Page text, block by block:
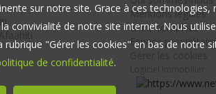
Mentions légales
Offre complète
Espace propriétaire
sur notre site. Grace à ces
de notre site internet. Nous
"Gérer les cookies" en bas de notre
de confidentialité.